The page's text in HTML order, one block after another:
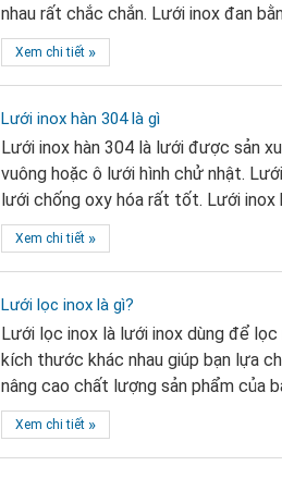
nhau rất chắc chắn. Lưới inox đan
Xem chi tiết »
Lưới inox hàn 304 là gì
Lưới inox hàn 304 là lưới được sản
vuông hoặc ô lưới hình chử nhật.
lưới chống oxy hóa rất tốt. Lưới
Xem chi tiết »
Lưới lọc inox là gì?
Lưới lọc inox là lưới inox dùng để
kích thước khác nhau giúp bạn lựa
nâng cao chất lượng sản phẩm của
Xem chi tiết »